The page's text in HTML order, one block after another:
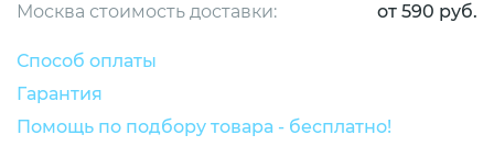
Москва стоимость доставки:
от 590 руб.
Способ оплаты
Гарантия
Помощь по подбору товара - бесплатно!